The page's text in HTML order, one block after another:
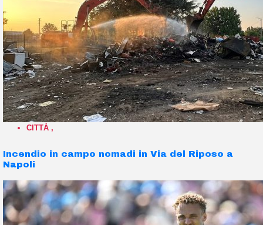
CITTÀ ,
Incendio in campo nomadi in Via del Riposo a
Napoli